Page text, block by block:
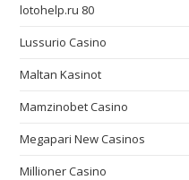
lotohelp.ru 80
Lussurio Casino
Maltan Kasinot
Mamzinobet Casino
Megapari New Casinos
Millioner Casino